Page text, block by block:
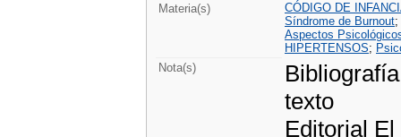
Materia(s)
CÓDIGO DE
Síndrome de Burnout;
Aspectos
HIPERTENSOS;
Nota(s)
texto
Editorial